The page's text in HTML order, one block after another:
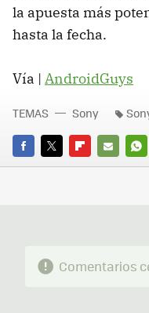
la apuesta más
hasta la fecha.
Vía | AndroidGuys
FACEBOOK
TWITTERFLIPBOARD
E-
TEMAS Sony
Comentarios